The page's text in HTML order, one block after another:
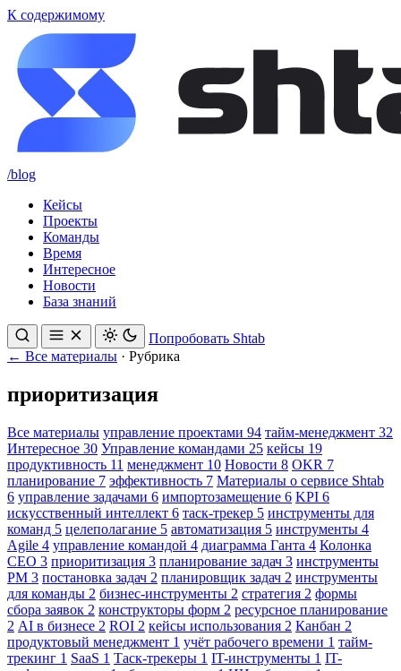
К содержимому
/blog
Кейсы
Проекты
Команды
Время
Интересное
Новости
База знаний
Попробовать Shtab
← Все материалы · Рубрика
приоритизация
Все материалы управление проектами 94 тайм-менеджмент 32
Интересное 30 Управление командами 25 кейсы 19
продуктивность 11 менеджмент 10 Новости 8 OKR 7
планирование 7 эффективность 7 Материалы о сервисе Shtab
6 управление задачами 6 импортозамещение 6 KPI 6
искусственный интеллект 6 таск-трекер 5 инструменты для
команд 5 целеполагание 5 автоматизация 5 инструменты 4
Agile 4 управление командой 4 диаграмма Ганта 4 Колонка
CEO 3 приоритизация 3 планирование задач 3 инструменты
PM 3 постановка задач 2 планировщик задач 2 инструменты
для команды 2 бизнес-инструменты 2 стратегия 2 формы
сбора заявок 2 конструкторы форм 2 ресурсное планирование
2 AI в бизнесе 2 ROI 2 кейсы использования 2 Канбан 2
продуктовый менеджмент 1 учёт рабочего времени 1 тайм-
трекинг 1 SaaS 1 Таск-трекеры 1 IT-инструменты 1 IT-